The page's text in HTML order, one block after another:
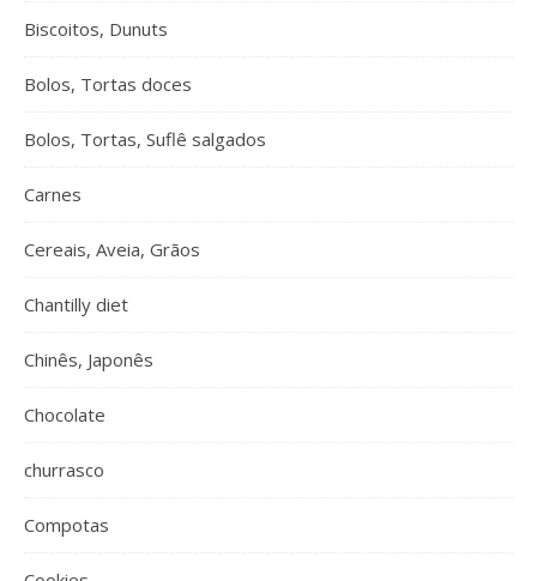
Biscoitos, Dunuts
Bolos, Tortas doces
Bolos, Tortas, Suflê salgados
Carnes
Cereais, Aveia, Grãos
Chantilly diet
Chinês, Japonês
Chocolate
churrasco
Compotas